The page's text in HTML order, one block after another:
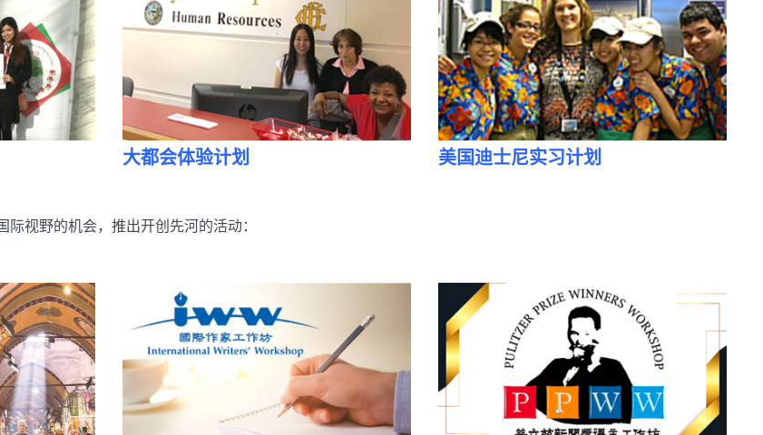
大都会体验计划 美国迪士尼实习计划
视野的机会，推出开创先河的活动：